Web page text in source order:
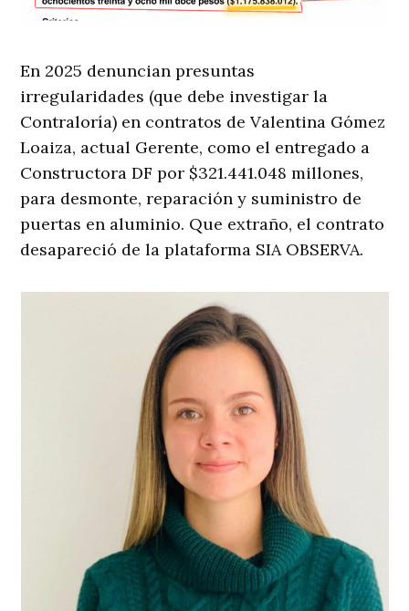
En 2025 denuncian presuntas
irregularidades (que debe investigar la
Contraloría) en contratos de Valentina Gómez
Loaiza, actual Gerente, como el entregado a
Constructora DF por $321.441.048 millones,
para desmonte, reparación y suministro de
puertas en aluminio. Que extraño, el contrato
desapareció de la plataforma SIA OBSERVA.